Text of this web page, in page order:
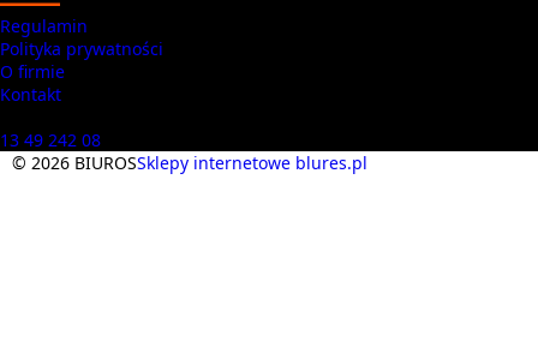
Regulamin
Polityka prywatności
O firmie
Kontakt
13 49 242 08
© 2026 BIUROSSklepy internetowe blures.pl